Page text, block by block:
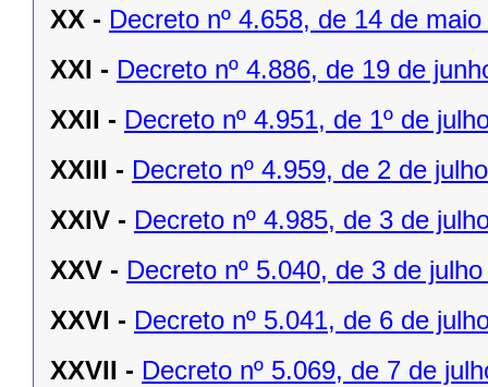
XX - Decreto nº 4.658, de 14 de
XXI - Decreto nº 4.886, de 19 de
XXII - Decreto nº 4.951, de 1º de
XXIII - Decreto nº 4.959, de 2 de
XXIV - Decreto nº 4.985, de 3 de
XXV - Decreto nº 5.040, de 3 de
XXVI - Decreto nº 5.041, de 6 de
XXVII - Decreto nº 5.069, de 7 de